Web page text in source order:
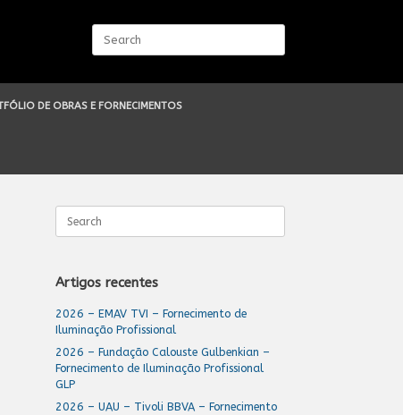
DE OBRAS E FORNECIMENTOS
for:
Artigos recentes
2026 – EMAV TVI – Fornecimento de
Iluminação Profissional
2026 – Fundação Calouste Gulbenkian –
Fornecimento de Iluminação Profissional
GLP
2026 – UAU – Tivoli BBVA – Fornecimento